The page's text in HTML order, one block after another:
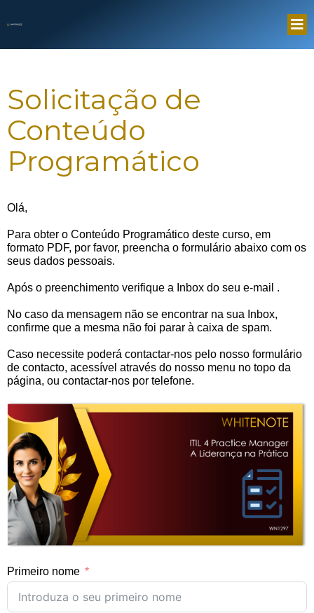
Solicitação de
Conteúdo
Programático
Olá,
Para obter o Conteúdo Programático deste curso, em
formato PDF, por favor, preencha o formulário abaixo com os
seus dados pessoais.
Após o preenchimento verifique a Inbox do seu e-mail .
No caso da mensagem não se encontrar na sua Inbox,
confirme que a mesma não foi parar à caixa de spam.
Caso necessite poderá contactar-nos pelo nosso formulário
de contacto, acessível através do nosso menu no topo da
página, ou contactar-nos por telefone.
Primeiro nome